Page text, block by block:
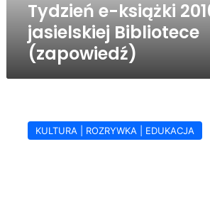
Tydzień e-książki
jasielskiej Bibliotece
(zapowiedź)
KULTURA | ROZRYWKA | EDUKACJA